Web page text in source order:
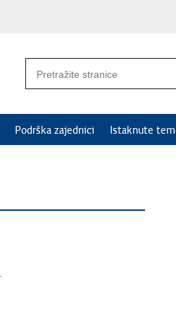
Podrška zajednici Istaknute